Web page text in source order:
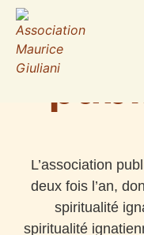
L’association
deux fois l’an,
spiritualité
spiritualité